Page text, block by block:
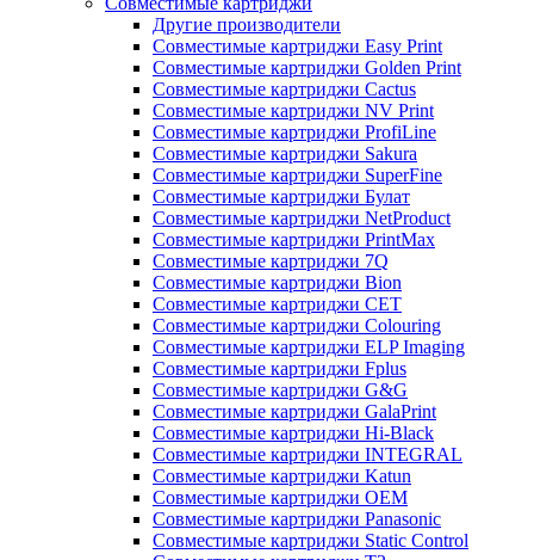
Другие производители
Совместимые картриджи Easy Print
Совместимые картриджи Golden Print
Совместимые картриджи Cactus
Совместимые картриджи NV Print
Совместимые картриджи ProfiLine
Совместимые картриджи Sakura
Совместимые картриджи SuperFine
Совместимые картриджи Булат
Совместимые картриджи NetProduct
Совместимые картриджи PrintMax
Совместимые картриджи 7Q
Совместимые картриджи Bion
Совместимые картриджи CET
Совместимые картриджи Colouring
Совместимые картриджи ELP Imaging
Совместимые картриджи Fplus
Совместимые картриджи G&G
Совместимые картриджи GalaPrint
Совместимые картриджи Hi-Black
Совместимые картриджи INTEGRAL
Совместимые картриджи Katun
Совместимые картриджи OEM
Совместимые картриджи Panasonic
Совместимые картриджи Static Control